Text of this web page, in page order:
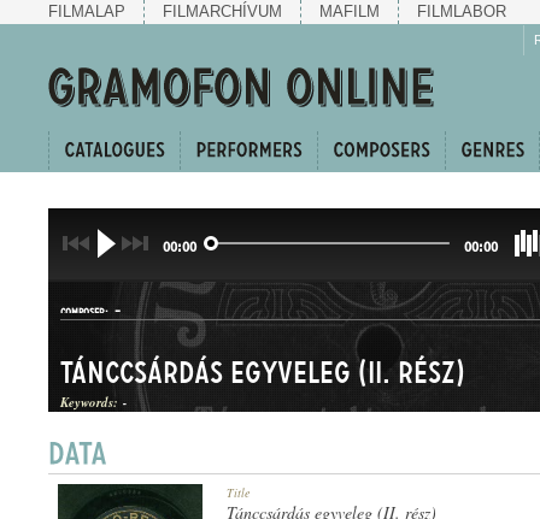
FILMALAP FILMARCHÍVUM MAFILM FILMLABOR
00:00 00:00
COMPOSER: -
CSÁRDÁSEGYVELEG
Tánccsárdás egyveleg (II. rész)
Keywords: -
Title
Tánccsárdás egyveleg (II. rész)